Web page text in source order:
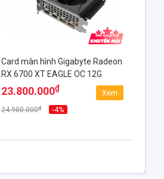
Card màn hình Gigabyte Radeon
RX 6700 XT EAGLE OC 12G
23.800.000₫
24.900.000₫ -4%
Xem